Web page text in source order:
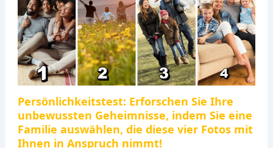
Persönlichkeitstest: Erforschen Sie Ihre
unbewussten Geheimnisse, indem Sie eine
Familie auswählen, die diese vier Fotos mit
Ihnen in Anspruch nimmt!